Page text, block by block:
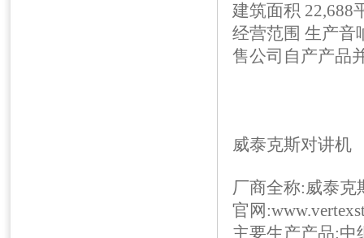
建筑面积 22,688
经营范围 生产音
售公司自产产品
威泰克斯对讲机
厂商全称:威泰克
官网
主要生产产品:中